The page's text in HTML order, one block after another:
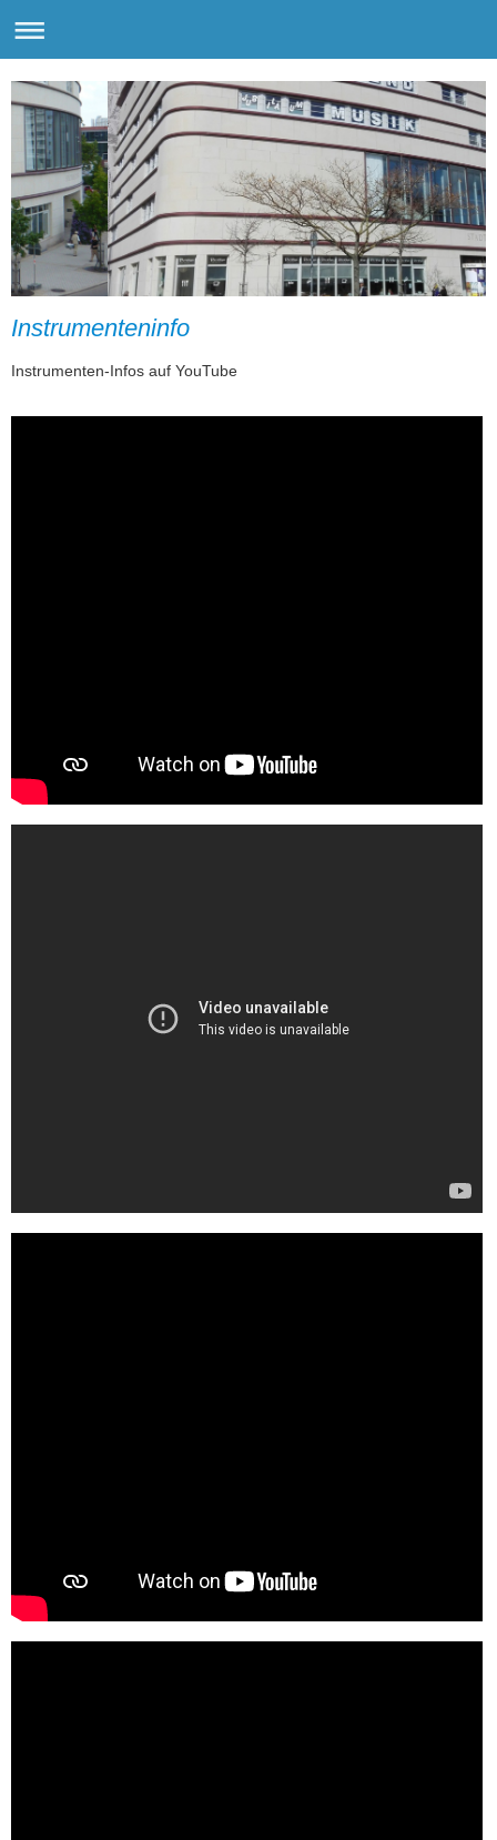
Instrumenteninfo
Instrumenten-Infos auf YouTube